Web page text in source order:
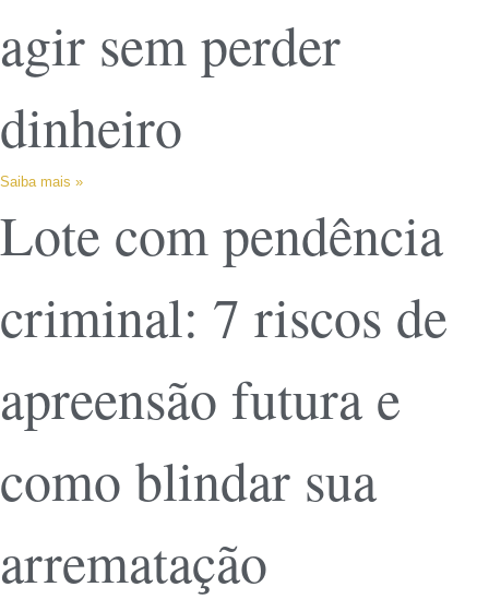
agir sem perder
dinheiro
Saiba mais »
Lote com pendência
criminal: 7 riscos de
apreensão futura e
como blindar sua
arrematação